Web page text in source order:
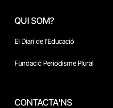
QUI SOM?
El Diari de l'Educació
Fundació Periodisme Plural
CONTACTA'NS